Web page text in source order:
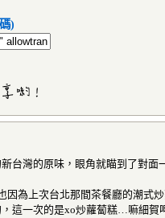
)
台灣的原味，眼角就瞄到了對
因為上次台北那間茶餐廳的潮式
這一次的是xo炒蘿蔔糕…嘛細賀